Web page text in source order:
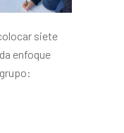
siete
enfoque